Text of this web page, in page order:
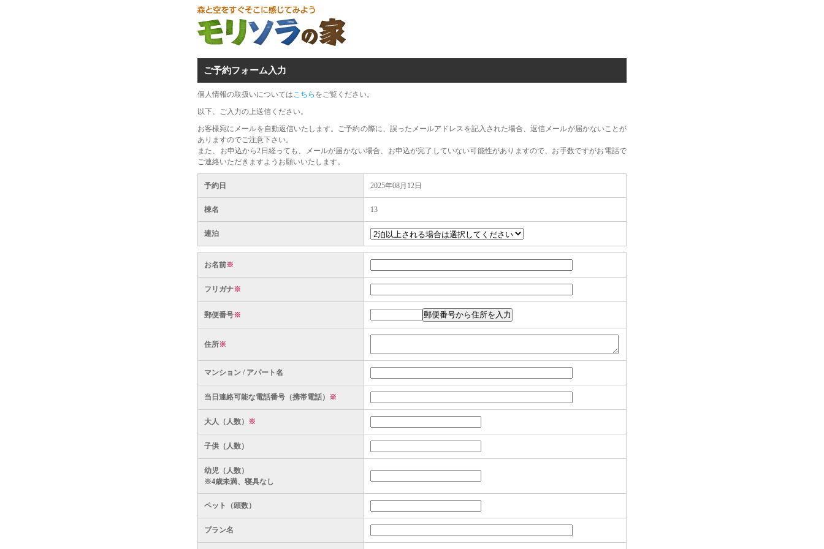
ご予約フォーム入力
個人情報の取扱いについてはこちら をご覧ください。
以下、ご入力の上送信ください。
お客様宛にメールを自動返信いたします。ご予約の際に、誤ったメールアドレスを記入された場合、返信メールが届かないことが
ありますのでご注意下さい。
また、お申込から2日経っても、メールが届かない場合、お申込が完了していない可能性がありますので、お手数ですがお電話で
ご連絡いただきますようお願いいたします。
予約日 2025年08月12日
棟名 13
連泊
お名前※
フリガナ※
郵便番号※
住所※
マンション / アパート名
当日連絡可能な電話番号（携帯電話） ※
大人（人数） ※
子供（人数）
幼児（人数）
※4歳未満、寝具なし
ペット（頭数）
プラン名